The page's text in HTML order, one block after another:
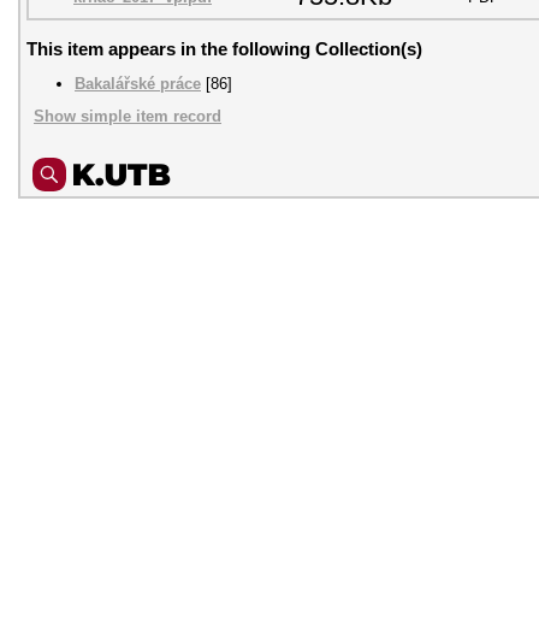
This item appears in the following Collection(s)
Bakalářské práce [86]
Show simple item record